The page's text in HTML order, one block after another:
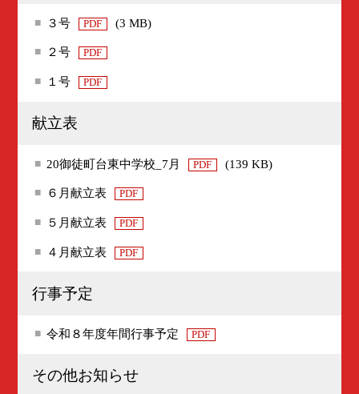
３号 PDF (3 MB)
２号 PDF
１号 PDF
献立表
20御徒町台東中学校_7月 PDF (139 KB)
６月献立表 PDF
５月献立表 PDF
４月献立表 PDF
行事予定
令和８年度年間行事予定 PDF
その他お知らせ